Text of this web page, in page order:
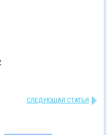
СЛЕДУЮЩАЯ СТАТЬЯ